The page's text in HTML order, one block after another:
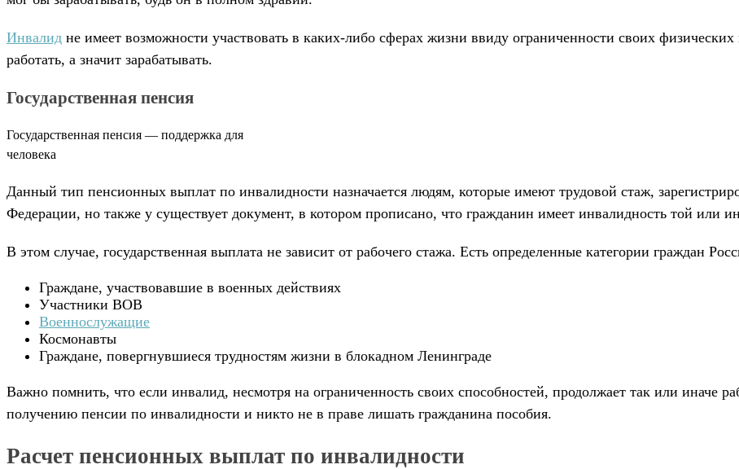
Инвалид не имеет возможности участвовать в каких-либо сферах жизни ввиду ограниченности своих
работать, а значит зарабатывать.
Государственная пенсия
Государственная пенсия — поддержка для
человека
Данный тип пенсионных выплат по инвалидности назначается людям, которые имеют трудовой стаж,
Федерации, но также у существует документ, в котором прописано, что гражданин имеет инвалидность той или
В этом случае, государственная выплата не зависит от рабочего стажа. Есть определенные категории граждан
Граждане, участвовавшие в военных действиях
Участники ВОВ
Военнослужащие
Космонавты
Граждане, повергнувшиеся трудностям жизни в блокадном Ленинграде
Важно помнить, что если инвалид, несмотря на ограниченность своих способностей, продолжает так или иначе
получению пенсии по инвалидности и никто не в праве лишать гражданина пособия.
Расчет пенсионных выплат по инвалидности